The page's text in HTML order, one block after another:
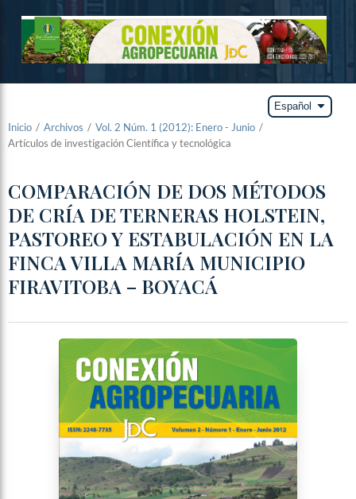
Español arrow_drop_down
Inicio / Archivos / Vol. 2 Núm. 1 (2012): Enero - Junio /
Artículos de investigación Científica y tecnológica
COMPARACIÓN DE DOS MÉTODOS
DE CRÍA DE TERNERAS HOLSTEIN,
PASTOREO Y ESTABULACIÓN EN LA
FINCA VILLA MARÍA MUNICIPIO
FIRAVITOBA – BOYACÁ